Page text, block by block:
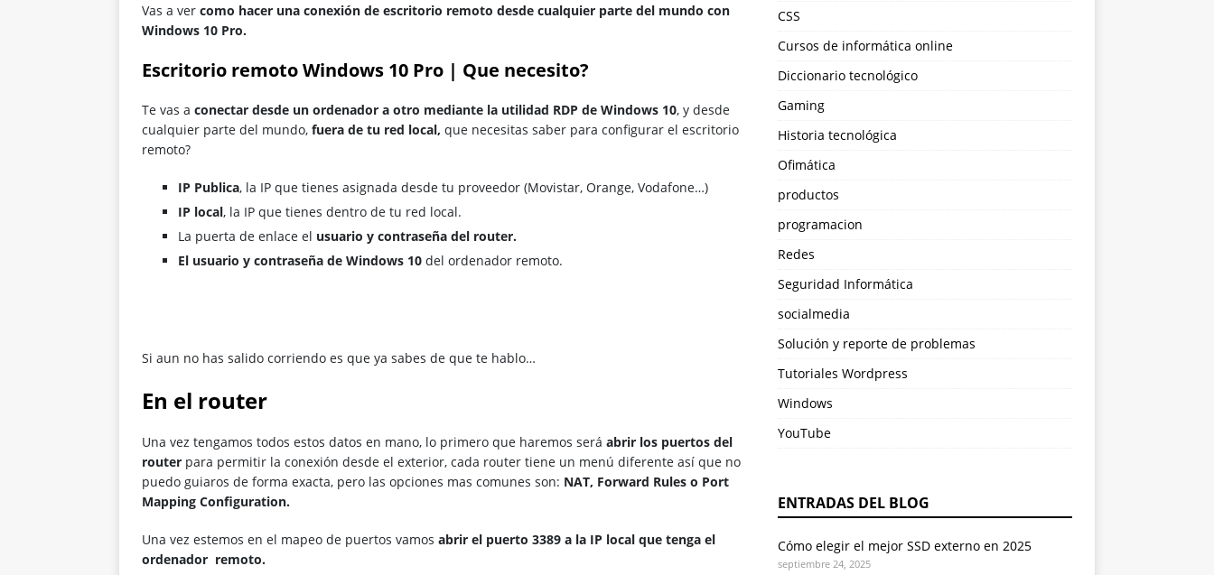
Vas a ver como hacer una conexión de escritorio remoto desde cualquier parte del mundo con
Windows 10 Pro.
Escritorio remoto Windows 10 Pro | Que necesito?
Te vas a conectar desde un ordenador a otro mediante la utilidad RDP de Windows 10, y desde
cualquier parte del mundo, fuera de tu red local, que necesitas saber para configurar el escritorio
remoto?
IP Publica, la IP que tienes asignada desde tu proveedor (Movistar, Orange, Vodafone…)
IP local, la IP que tienes dentro de tu red local.
La puerta de enlace el usuario y contraseña del router.
El usuario y contraseña de Windows 10 del ordenador remoto.
Si aun no has salido corriendo es que ya sabes de que te hablo…
En el router
Una vez tengamos todos estos datos en mano, lo primero que haremos será abrir los puertos del
router para permitir la conexión desde el exterior, cada router tiene un menú diferente así que no
puedo guiaros de forma exacta, pero las opciones mas comunes son: NAT, Forward Rules o Port
Mapping Configuration.
Una vez estemos en el mapeo de puertos vamos abrir el puerto 3389 a la IP local que tenga el
ordenador remoto.
CSS
Cursos de informática online
Diccionario tecnológico
Gaming
Historia tecnológica
Ofimática
productos
programacion
Redes
Seguridad Informática
socialmedia
Solución y reporte de problemas
Tutoriales Wordpress
Windows
YouTube
ENTRADAS DEL BLOG
Cómo elegir el mejor SSD externo en 2025
septiembre 24, 2025